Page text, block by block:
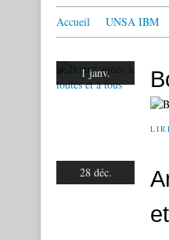
Accueil UNSA IBM
1 janv.
28 déc.